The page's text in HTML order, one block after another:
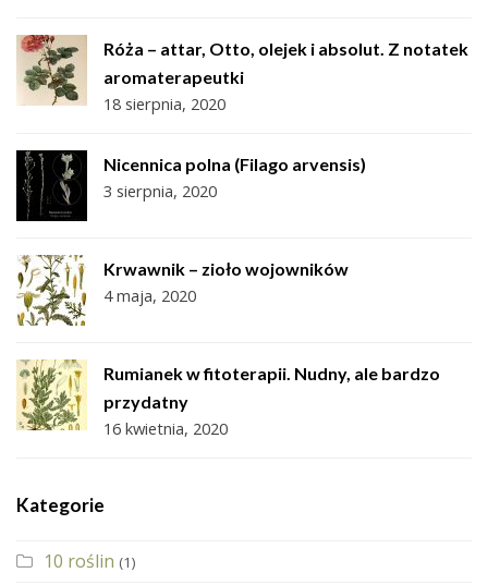
Róża – attar, Otto, olejek i absolut. Z notatek
aromaterapeutki
18 sierpnia, 2020
Nicennica polna (Filago arvensis)
3 sierpnia, 2020
Krwawnik – zioło wojowników
4 maja, 2020
Rumianek w fitoterapii. Nudny, ale bardzo
przydatny
16 kwietnia, 2020
Kategorie
10 roślin (1)